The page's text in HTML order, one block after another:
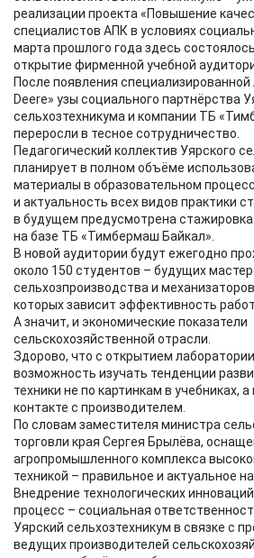
реализации проекта «Повышение
специалистов АПК в условиях
марта прошлого года здесь
открытие фирменной учебной
После появления
Deere» узы социального партнёрства
сельхозтехникума и компании ТБ
переросли в тесное сотрудничество.
Педагогический коллектив Уярского
планирует в полном объёме
материалы в образовательном
и актуальность всех видов практики
в будущем предусмотрена стажировка
на базе ТБ «Тимбермаш Байкал».
В новой аудитории будут ежегодно
около 150 студентов – будущих
сельхозпроизводства и
которых зависит эффективность
А значит, и экономические показатели
сельскохозяйственной отрасли.
Здорово, что с открытием
возможность изучать тенденции
техники не по картинкам в учебниках,
контакте с производителем.
По словам заместителя министра
торговли края Сергея Брылёва,
агропромышленного комплекса
техникой – правильное и актуальное
Внедрение технологических
процесс – социальная
Уярский сельхозтехникум в связке с
ведущих производителей